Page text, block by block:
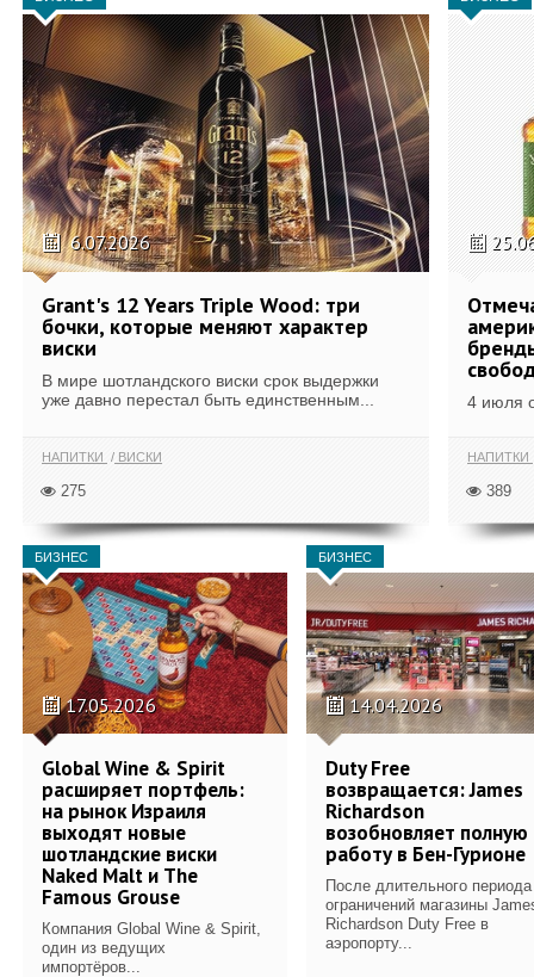
6.07.2026
Grant's 12 Years Triple Wood: три
бочки, которые меняют характер
виски
В мире шотландского виски срок выдержки
уже давно перестал быть единственным...
НАПИТКИ ВИСКИ
275
4 июля
НАПИТКИ
389
БИЗНЕС
17.05.2026
Global Wine & Spirit
расширяет портфель:
на рынок Израиля
выходят новые
шотландские виски
Naked Malt и The
Famous Grouse
Компания Global Wine & Spirit,
один из ведущих
импортёров...
БИЗНЕС
14.04.2026
Duty Free
возвращается: James
Richardson
возобновляет полную
работу в Бен-Гурионе
После длительного периода
ограничений магазины
Richardson Duty Free в
аэропорту...